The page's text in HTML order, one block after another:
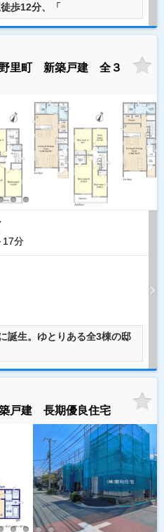
歩12分、「
野里町 新築戸建 全３
17分
誕生。ゆとりある全3棟の邸
戸建 長期優良住宅